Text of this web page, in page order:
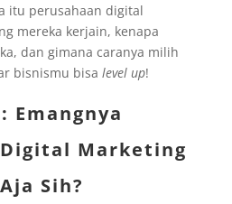
itu perusahaan digital
mereka kerjain, kenapa
dan gimana caranya milih
bisnismu bisa level up!
Emangnya
Marketing
Sih?